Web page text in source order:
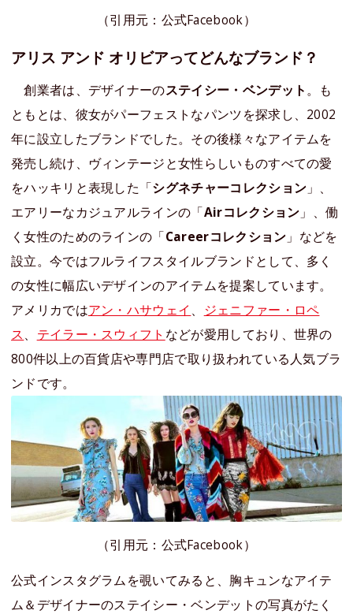
（引用元：公式Facebook）
アリス アンド オリビアってどんなブランド？
創業者は、デザイナーのステイシー・ベンデット。も
ともとは、彼女がパーフェストなパンツを探求し、2002
年に設立したブランドでした。その後様々なアイテムを
発売し続け、ヴィンテージと女性らしいものすべての愛
をハッキリと表現した「シグネチャーコレクション 」、
エアリーなカジュアルラインの「Airコレクション 」、働
く女性のためのラインの「Careerコレクション 」などを
設立。今ではフルライフスタイルブランドとして、多く
の女性に幅広いデザインのアイテムを提案しています。
アメリカではアン・ハサウェイ 、
ジェニファー・ロペ
ス、 テイラー・スウィフト などが愛用しており、世界の
800件以上の百貨店や専門店で取り扱われている人気ブラ
ンドです。
（引用元：公式Facebook）
公式インスタグラムを覗いてみると、胸キュンなアイテ
ム＆デザイナーのステイシー・ベンデットの写真がたく